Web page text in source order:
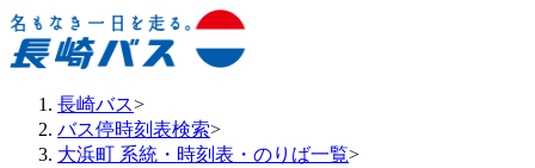
長崎バス>
バス停時刻表検索>
大浜町 系統・時刻表・のりば一覧>